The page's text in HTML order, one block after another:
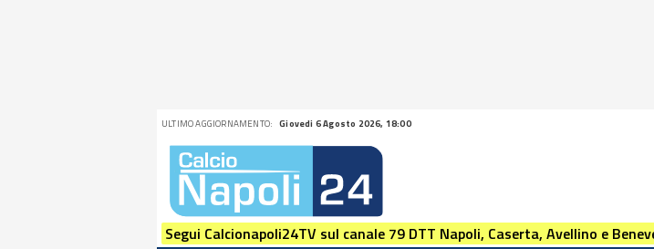
ULTIMO AGGIORNAMENTO: Giovedi 6 Agosto 2026, 18:00
Segui Calcionapoli24TV sul canale 79 DTT Napoli, Caserta, Avellino e